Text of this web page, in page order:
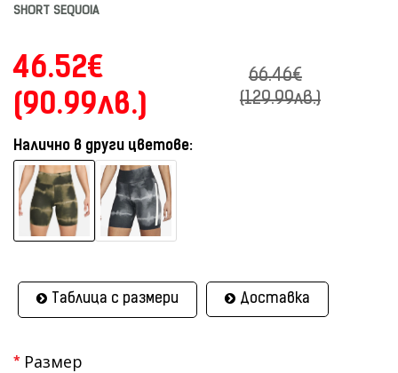
SHORT SEQUOIA
46.52€
(90.99лв.)
66.46€
(129.99лв.)
Налично в други цветове:
Таблица с размери Доставка
Размер